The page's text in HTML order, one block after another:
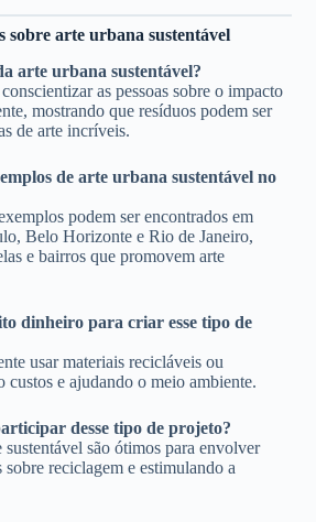
sobre arte urbana sustentável
arte urbana sustentável?
as pessoas sobre o impacto
mostrando que resíduos podem ser
de arte incríveis.
de arte urbana sustentável no
podem ser encontrados em
Belo Horizonte e Rio de Janeiro,
e bairros que promovem arte
dinheiro para criar esse tipo de
usar materiais recicláveis ou
custos e ajudando o meio ambiente.
desse tipo de projeto?
são ótimos para envolver
sobre reciclagem e estimulando a